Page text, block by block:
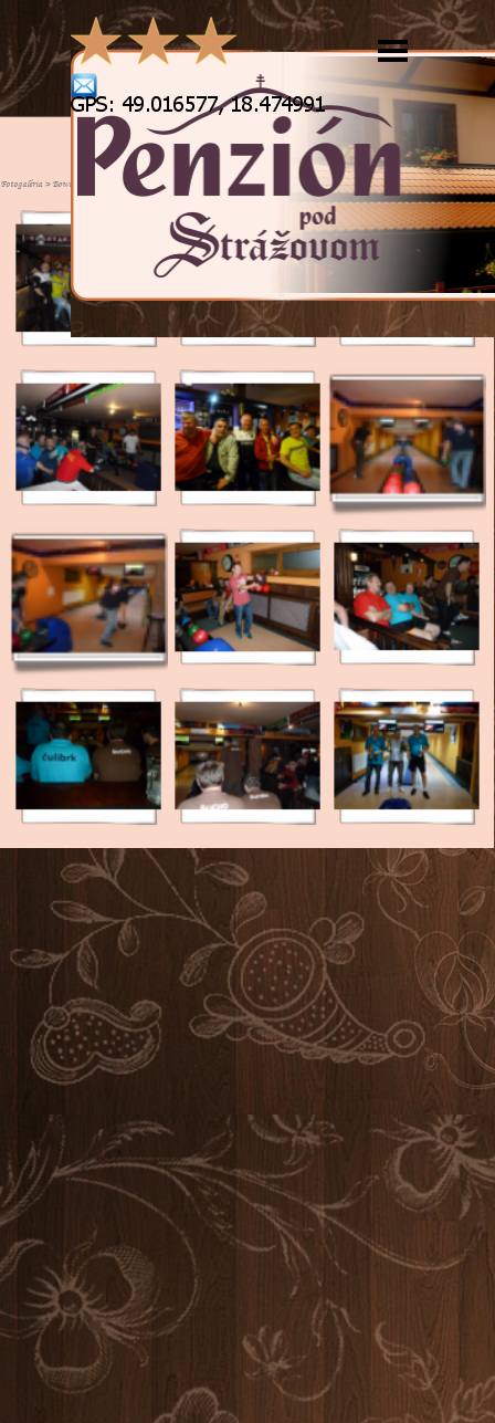
Prejsť na obsah
Preskočiť menu
Bowling liga 2014 - 2015
Fotogaléria > Bowling liga
Návrat na obsah